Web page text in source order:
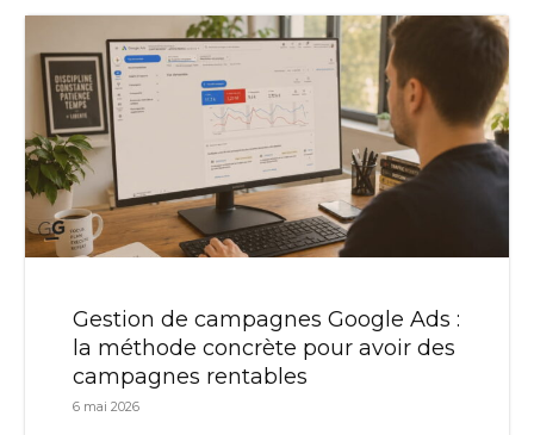
Gestion de campagnes Google Ads :
la méthode concrète pour avoir des
campagnes rentables
6 mai 2026